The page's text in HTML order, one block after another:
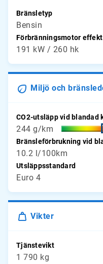
Bränsletyp
Bensin
Förbränningsmotor effekt
191 kW / 260 hk
Miljö och
CO2-utsläpp vid blandad
244 g/km
Bränsleförbrukning vid
10.2 l/100km
Utsläppsstandard
Euro 4
Vikter
Tjänstevikt
1 790 kg